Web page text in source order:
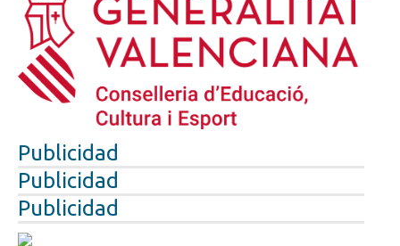
Publicidad
Publicidad
Publicidad